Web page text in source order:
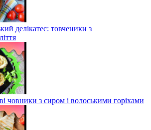
делікатес: товченики з
човники з сиром і волоськими горіхами